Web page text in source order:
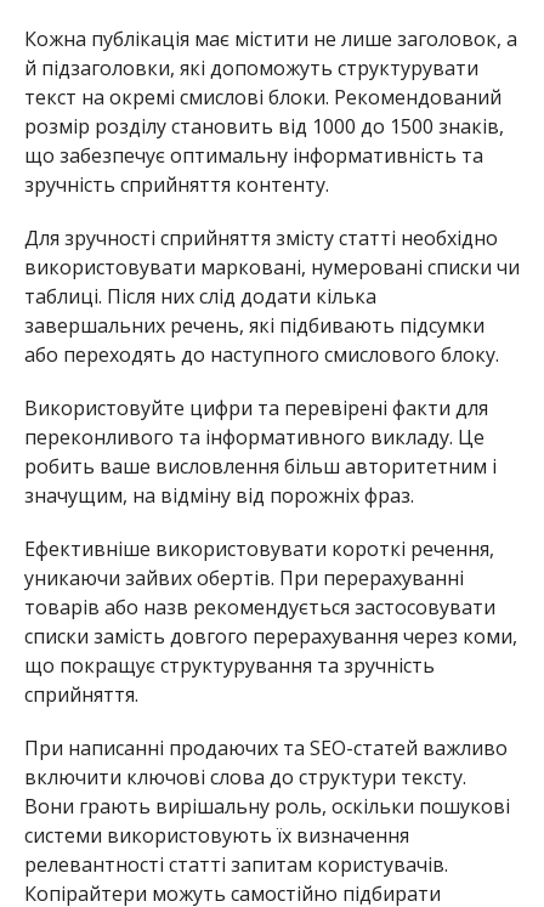
Кожна публікація має містити не лише заголовок, а
й підзаголовки, які допоможуть структурувати
текст на окремі смислові блоки. Рекомендований
розмір розділу становить від 1000 до 1500 знаків,
що забезпечує оптимальну інформативність та
зручність сприйняття контенту.
Для зручності сприйняття змісту статті необхідно
використовувати марковані, нумеровані списки чи
таблиці. Після них слід додати кілька
завершальних речень, які підбивають підсумки
або переходять до наступного смислового блоку.
Використовуйте цифри та перевірені факти для
переконливого та інформативного викладу. Це
робить ваше висловлення більш авторитетним і
значущим, на відміну від порожніх фраз.
Ефективніше використовувати короткі речення,
уникаючи зайвих обертів. При перерахуванні
товарів або назв рекомендується застосовувати
списки замість довгого перерахування через коми,
що покращує структурування та зручність
сприйняття.
При написанні продаючих та SEO-статей важливо
включити ключові слова до структури тексту.
Вони грають вирішальну роль, оскільки пошукові
системи використовують їх визначення
релевантності статті запитам користувачів.
Копірайтери можуть самостійно підбирати